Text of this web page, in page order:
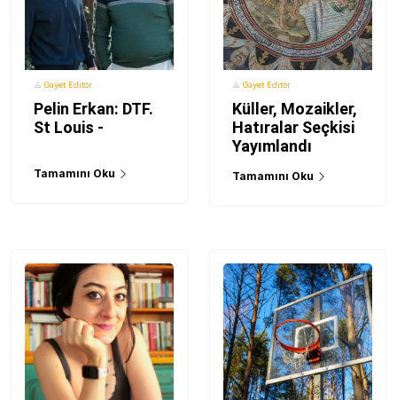
Gayet Editör
Pelin Erkan: DTF.
St Louis -
Tamamını Oku
Gayet Editör
Küller, Mozaikler,
Hatıralar Seçkisi
Yayımlandı
Tamamını Oku